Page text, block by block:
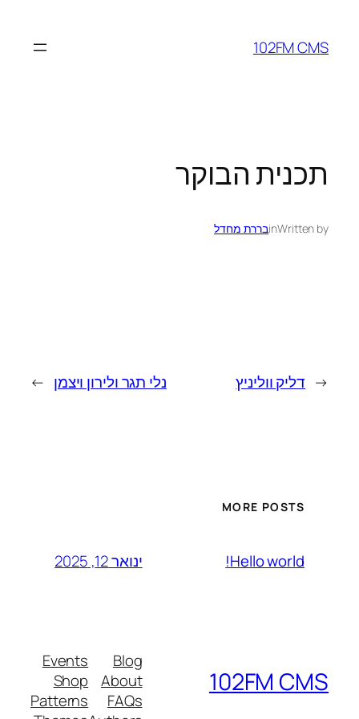
102FM CMS
תכנית הבוקר
Written by
inבררת מחדל
← דליק ווליניץ נלי תגר ולירון ויצמן →
MORE POSTS
Hello world! ינואר 12, 2025
102FM CMS
Blog
About
FAQs
Events
Shop
Patterns